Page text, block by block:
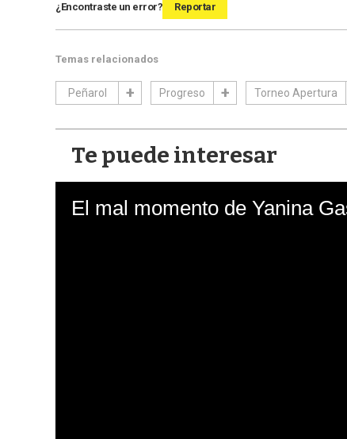
¿Encontraste un error? Reportar
Temas relacionados
Peñarol Progreso Torneo Apertura
Te puede interesar